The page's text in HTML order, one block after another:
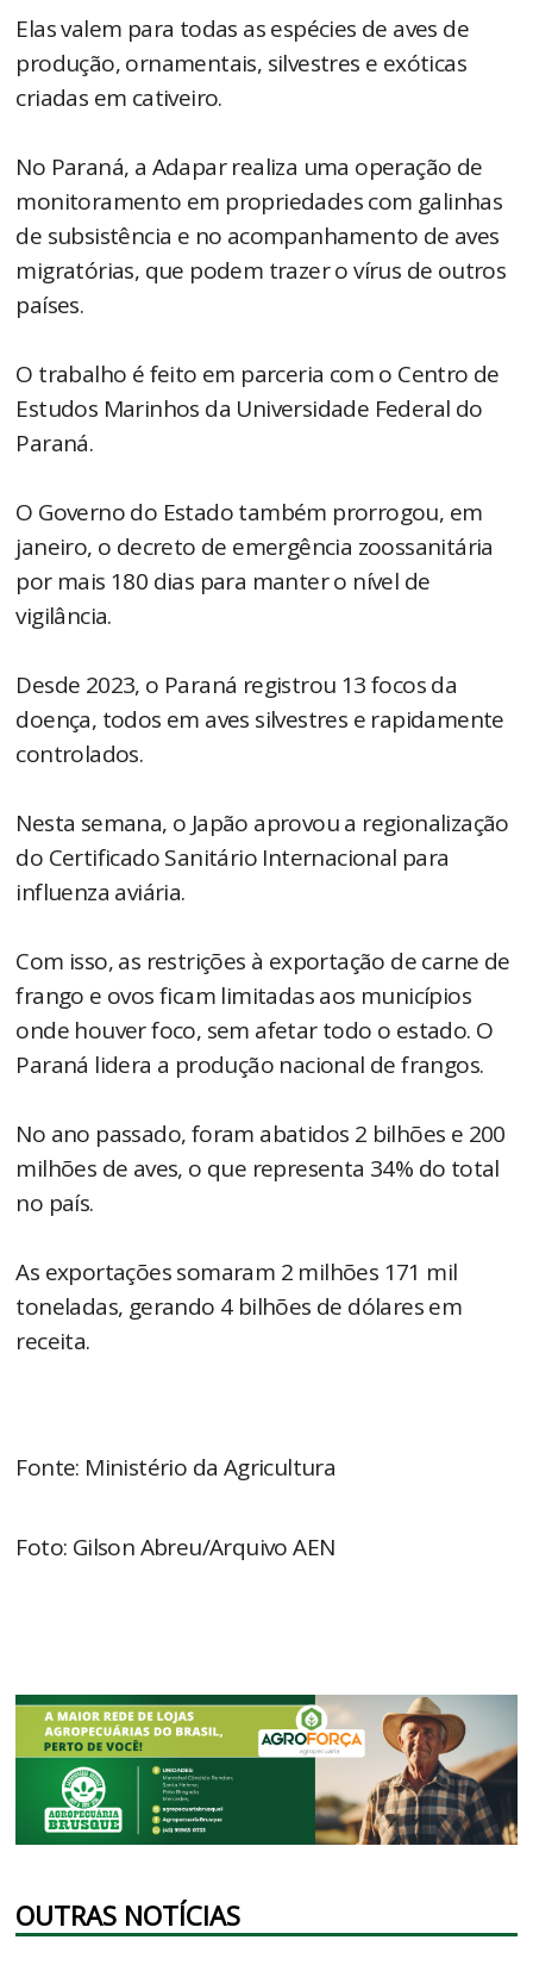
Elas valem para todas as espécies de aves de
produção, ornamentais, silvestres e exóticas
criadas em cativeiro.
No Paraná, a Adapar realiza uma operação de
monitoramento em propriedades com galinhas
de subsistência e no acompanhamento de aves
migratórias, que podem trazer o vírus de outros
países.
O trabalho é feito em parceria com o Centro de
Estudos Marinhos da Universidade Federal do
Paraná.
O Governo do Estado também prorrogou, em
janeiro, o decreto de emergência zoossanitária
por mais 180 dias para manter o nível de
vigilância.
Desde 2023, o Paraná registrou 13 focos da
doença, todos em aves silvestres e rapidamente
controlados.
Nesta semana, o Japão aprovou a regionalização
do Certificado Sanitário Internacional para
influenza aviária.
Com isso, as restrições à exportação de carne de
frango e ovos ficam limitadas aos municípios
onde houver foco, sem afetar todo o estado. O
Paraná lidera a produção nacional de frangos.
No ano passado, foram abatidos 2 bilhões e 200
milhões de aves, o que representa 34% do total
no país.
As exportações somaram 2 milhões 171 mil
toneladas, gerando 4 bilhões de dólares em
receita.
Fonte: Ministério da Agricultura
Foto: Gilson Abreu/Arquivo AEN
OUTRAS NOTÍCIAS